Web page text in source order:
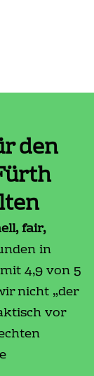
den
fair,
in
4,9 von 5
nicht „der
vor